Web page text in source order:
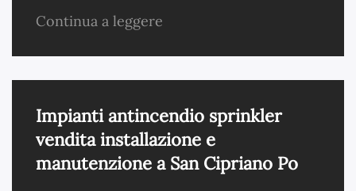
Continua a leggere
Impianti antincendio sprinkler
vendita installazione e
manutenzione a San Cipriano Po